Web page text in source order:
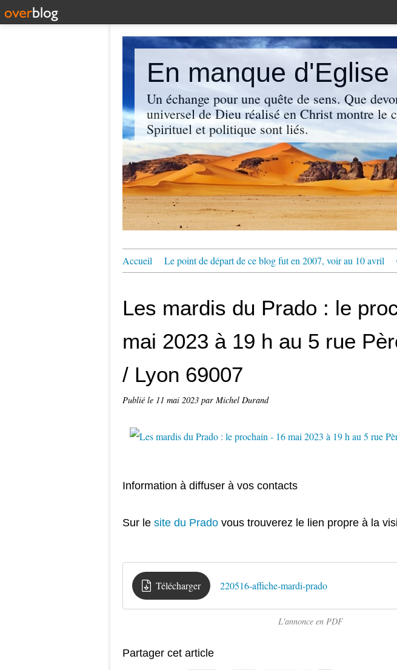
En manque d'Eglise
Un échange pour une quête de sens. Que
universel de Dieu réalisé en Christ montre le
Spirituel et politique sont liés.
Accueil Le point de départ de ce blog fut en 2007, voir au 10 avril
Les mardis du Prado : le
mai 2023 à 19 h au 5 rue
/ Lyon 69007
Publié le 11 mai 2023 par Michel Durand
Information à diffuser à vos contacts
Sur le site du Prado vous trouverez le lien propre à la
Télécharger 220516-affiche-mardi-prado
L'annonce en PDF
Partager cet article